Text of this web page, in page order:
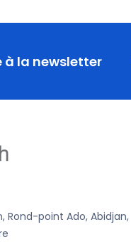
à la newsletter
Rond-point Ado, Abidjan,